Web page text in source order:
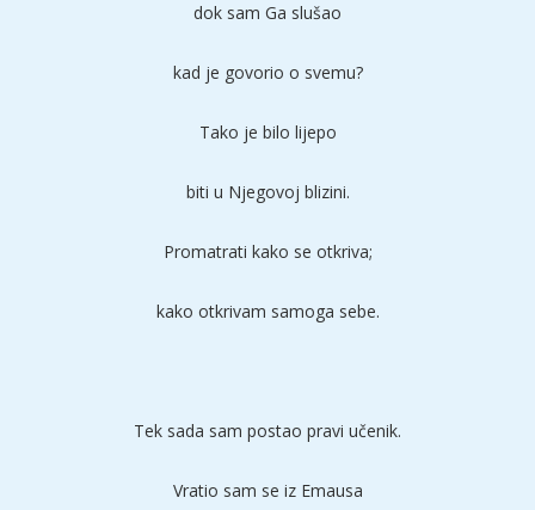
dok sam Ga slušao
kad je govorio o svemu?
Tako je bilo lijepo
biti u Njegovoj blizini.
Promatrati kako se otkriva;
kako otkrivam samoga sebe.
Tek sada sam postao pravi učenik.
Vratio sam se iz Emausa